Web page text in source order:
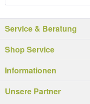
Service & Beratung
Shop Service
Informationen
Unsere Partner